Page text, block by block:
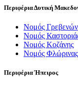
Περιφέρια Δυτική
Νομός Γρεβενών
Νομός
Νομός Κοζάνης
Νομός Φλώρινας
Περιφέρια Ήπειρος